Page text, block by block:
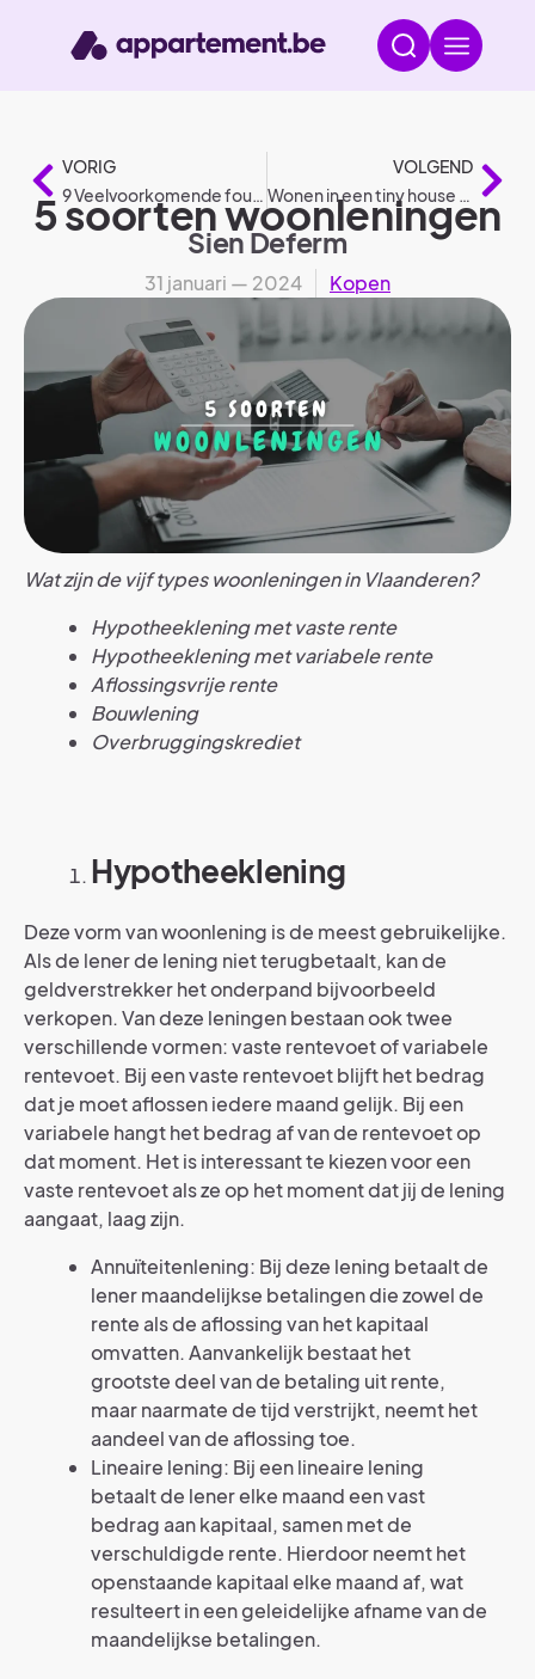
VORIG
9 Veelvoorkomende fouten bij het schilderen
VOLGEND
Wonen in een tiny house volgens wetgeving
5 soorten woonleningen
Sien Deferm
31 januari — 2024 Kopen
Wat zijn de vijf types woonleningen in Vlaanderen?
Hypotheeklening met vaste rente
Hypotheeklening met variabele rente
Aflossingsvrije rente
Bouwlening
Overbruggingskrediet
Hypotheeklening
Deze vorm van woonlening is de meest gebruikelijke.
Als de lener de lening niet terugbetaalt, kan de
geldverstrekker het onderpand bijvoorbeeld
verkopen. Van deze leningen bestaan ook twee
verschillende vormen: vaste rentevoet of variabele
rentevoet. Bij een vaste rentevoet blijft het bedrag
dat je moet aflossen iedere maand gelijk. Bij een
variabele hangt het bedrag af van de rentevoet op
dat moment. Het is interessant te kiezen voor een
vaste rentevoet als ze op het moment dat jij de lening
aangaat, laag zijn.
Annuïteitenlening: Bij deze lening betaalt de
lener maandelijkse betalingen die zowel de
rente als de aflossing van het kapitaal
omvatten. Aanvankelijk bestaat het
grootste deel van de betaling uit rente,
maar naarmate de tijd verstrijkt, neemt het
aandeel van de aflossing toe.
Lineaire lening: Bij een lineaire lening
betaalt de lener elke maand een vast
bedrag aan kapitaal, samen met de
verschuldigde rente. Hierdoor neemt het
openstaande kapitaal elke maand af, wat
resulteert in een geleidelijke afname van de
maandelijkse betalingen.